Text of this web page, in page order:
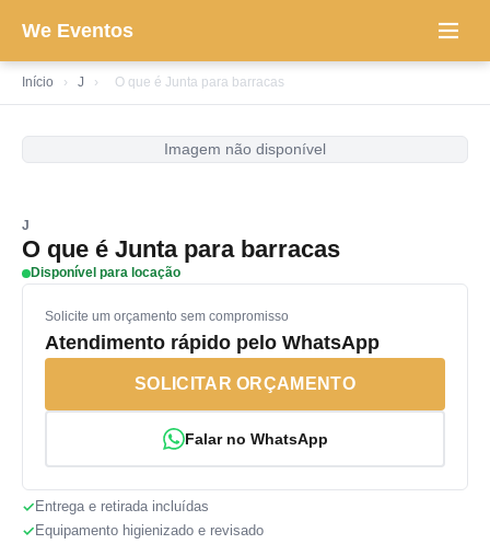
We Eventos
Início › J › O que é Junta para barracas
Imagem não disponível
J
O que é Junta para barracas
Disponível para locação
Solicite um orçamento sem compromisso
Atendimento rápido pelo WhatsApp
SOLICITAR ORÇAMENTO
Falar no WhatsApp
Entrega e retirada incluídas
Equipamento higienizado e revisado